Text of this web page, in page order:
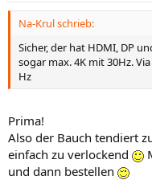
Na-Krul schrieb:
Sicher, der hat HDMI, DP
sogar max. 4K mit 30Hz.
Hz
Prima!
Also der Bauch tendiert
einfach zu verlockend
und dann bestellen